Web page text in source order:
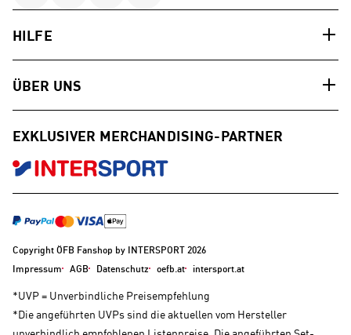
HILFE
ÜBER UNS
EXKLUSIVER MERCHANDISING-PARTNER
Copyright ÖFB Fanshop by INTERSPORT 2026
Impressum
AGB Datenschutz oefb.at intersport.at
*UVP = Unverbindliche Preisempfehlung
*Die angeführten UVPs sind die aktuellen vom Hersteller